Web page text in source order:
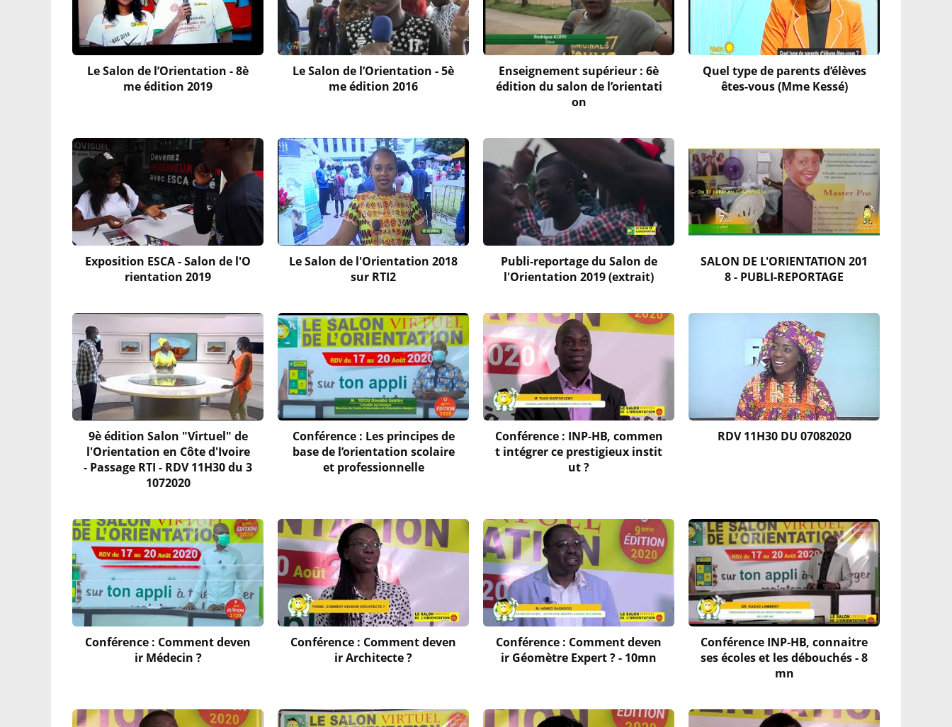
Le Salon de l’Orientation - 8è
me édition 2019
Le Salon de l’Orientation - 5è
me édition 2016
Enseignement supérieur : 6è
édition du salon de l’orientati
on
Quel type de parents d’élèves
êtes-vous (Mme Kessé)
Exposition ESCA - Salon de l'O
rientation 2019
Le Salon de l'Orientation 2018
sur RTI2
Publi-reportage du Salon de
l'Orientation 2019 (extrait)
SALON DE L'ORIENTATION 201
8 - PUBLI-REPORTAGE
9è édition Salon "Virtuel" de
l'Orientation en Côte d'Ivoire
- Passage RTI - RDV 11H30 du 3
1072020
Conférence : Les principes de
base de l’orientation scolaire
et professionnelle
Conférence : INP-HB, commen
t intégrer ce prestigieux instit
ut ?
RDV 11H30 DU 07082020
Conférence : Comment deven
ir Médecin ?
Conférence : Comment deven
ir Architecte ?
Conférence : Comment deven
ir Géomètre Expert ? - 10mn
Conférence INP-HB, connaitre
ses écoles et les débouchés - 8
mn